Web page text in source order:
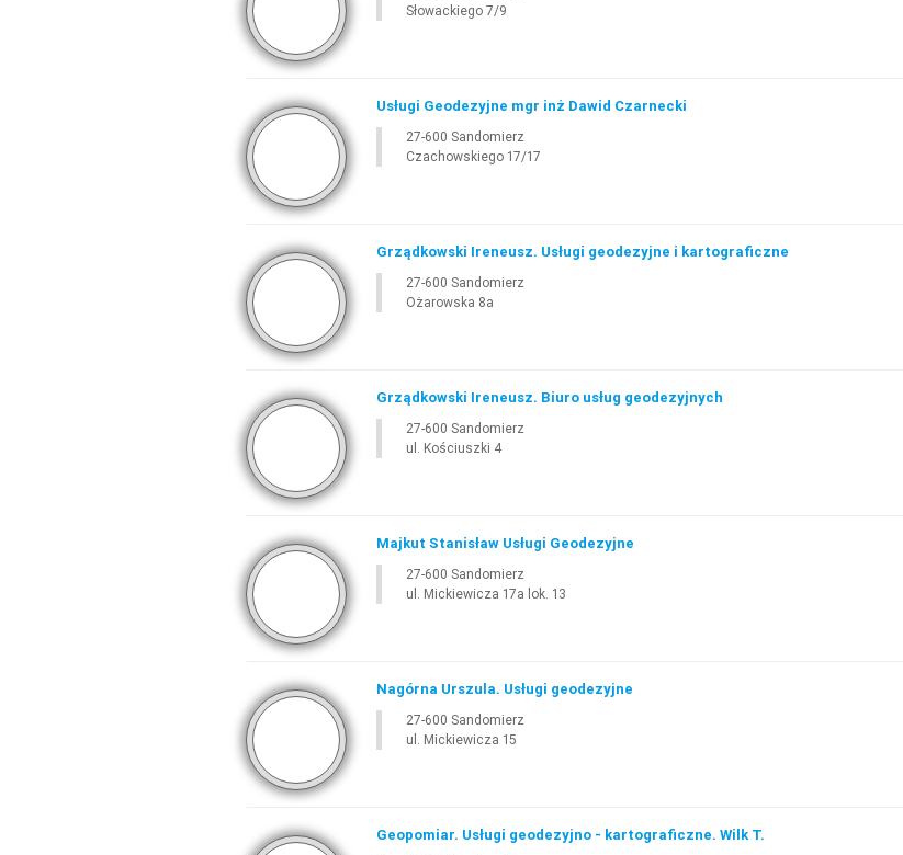
Słowackiego 7/9
Usługi Geodezyjne mgr inż Dawid Czarnecki
27-600 Sandomierz
Czachowskiego 17/17
Grządkowski Ireneusz. Usługi geodezyjne i kartograficzne
27-600 Sandomierz
Ożarowska 8a
Grządkowski Ireneusz. Biuro usług geodezyjnych
27-600 Sandomierz
ul. Kościuszki 4
Majkut Stanisław Usługi Geodezyjne
27-600 Sandomierz
ul. Mickiewicza 17a lok. 13
Nagórna Urszula. Usługi geodezyjne
27-600 Sandomierz
ul. Mickiewicza 15
Geopomiar. Usługi geodezyjno - kartograficzne. Wilk T.